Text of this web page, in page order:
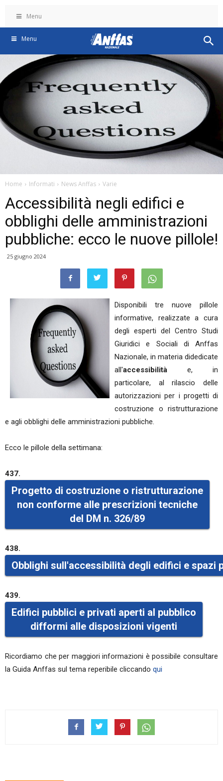
Menu
Menu
Home Informati News Anffas Varie
Accessibilità negli edifici e
obblighi delle amministrazioni
pubbliche: ecco le nuove pillole!
25 giugno 2024
Disponibili tre nuove pillole
informative, realizzate a cura
degli esperti del Centro Studi
Giuridici e Sociali di Anffas
Nazionale, in materia didedicate
all'accessibilità e, in
particolare, al rilascio delle
autorizzazioni per i progetti di
costruzione o ristrutturazione
e agli obblighi delle amministrazioni pubbliche.
Ecco le pillole della settimana:
437.
Progetto di costruzione o ristrutturazione
non conforme alle prescrizioni tecniche
del DM n. 326/89
438.
Obblighi sull'accessibilità degli edifici e spazi
439.
Edifici pubblici e privati aperti al pubblico
difformi alle disposizioni vigenti
Ricordiamo che per maggiori informazioni è possibile consultare
la Guida Anffas sul tema reperibile cliccando qui